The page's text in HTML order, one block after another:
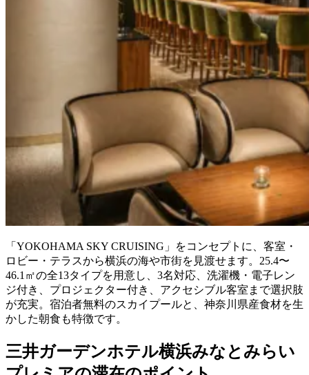
「YOKOHAMA SKY CRUISING」をコンセプトに、客室・
ロビー・テラスから横浜の海や市街を見渡せます。25.4〜
46.1㎡の全13タイプを用意し、3名対応、洗濯機・電子レン
ジ付き、プロジェクター付き、アクセシブル客室まで選択肢
が充実。宿泊者無料のスカイプールと、神奈川県産食材を生
かした朝食も特徴です。
三井ガーデンホテル横浜みなとみらい